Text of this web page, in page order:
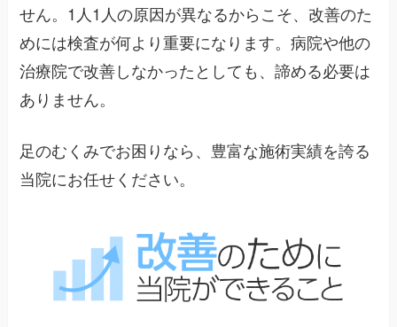
せん。1人1人の原因が異なるからこそ、改善のた
めには検査が何より重要になります。病院や他の
治療院で改善しなかったとしても、諦める必要は
ありません。
足のむくみでお困りなら、豊富な施術実績を誇る
当院にお任せください。